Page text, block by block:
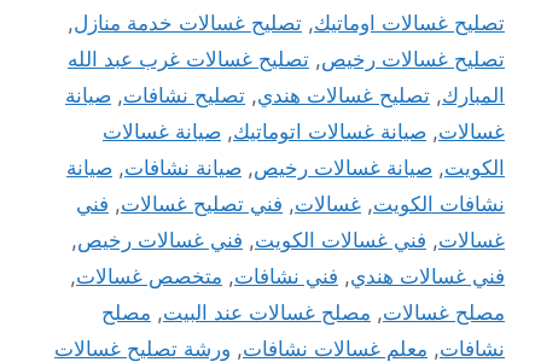
تصليح غسالات اوماتيك, تصليح غسالات خدمة منازل,
تصليح غسالات رخيص, تصليح غسالات غرب عبد الله
المبارك, تصليح غسالات هندي, تصليح نشافات, صيانة
غسالات, صيانة غسالات اتوماتيك, صيانة غسالات
الكويت, صيانة غسالات رخيص, صيانة نشافات, صيانة
نشافات الكويت, غسالات, فني تصليح غسالات, فني
غسالات, فني غسالات الكويت, فني غسالات رخيص,
فني غسالات هندي, فني نشافات, متخصص غسالات,
مصلح غسالات, مصلح غسالات عند البيت, مصلح
نشافات, معلم غسالات نشافات, ورشة تصليح غسالات